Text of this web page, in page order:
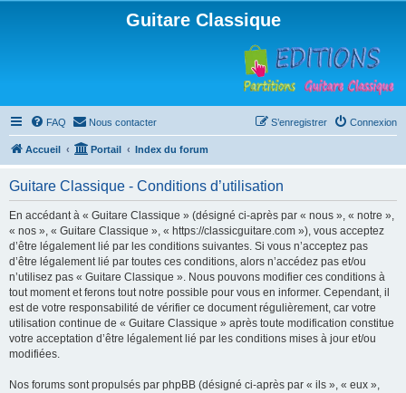
Guitare Classique
FAQ Nous contacter Connexion
S’enregistrer
Accueil Portail Index du forum
Guitare Classique - Conditions d’utilisation
En accédant à « Guitare Classique » (désigné ci-après par « nous », « notre »,
« nos », « Guitare Classique », « https://classicguitare.com »), vous acceptez
d’être légalement lié par les conditions suivantes. Si vous n’acceptez pas
d’être légalement lié par toutes ces conditions, alors n’accédez pas et/ou
n’utilisez pas « Guitare Classique ». Nous pouvons modifier ces conditions à
tout moment et ferons tout notre possible pour vous en informer. Cependant, il
est de votre responsabilité de vérifier ce document régulièrement, car votre
utilisation continue de « Guitare Classique » après toute modification constitue
votre acceptation d’être légalement lié par les conditions mises à jour et/ou
modifiées.
Nos forums sont propulsés par phpBB (désigné ci-après par « ils », « eux »,